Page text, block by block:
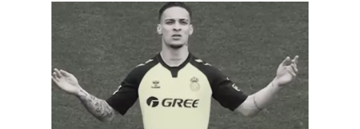
Крај на сагата: Винисиус останува во Реал Мадрид до 2032
Директор на ФИА за драмата во Формула 1: Не можеме да одиме
Колку бара ПСЖ и кој е „плафонот“ на Ливерпул за трансферот
ан Бредли Баркола?